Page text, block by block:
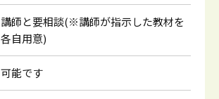
講師と要相談(※講師が指示した教材を
各自用意)
可能です